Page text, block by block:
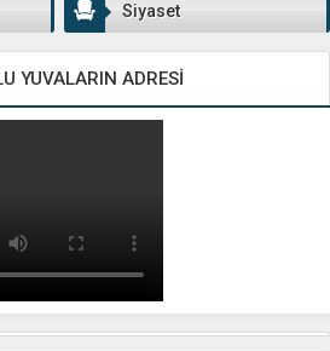
Siyaset
YUVALARIN ADRESİ